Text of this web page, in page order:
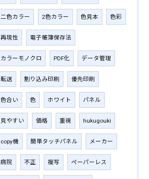
二色カラー 2色カラー 色見本 色彩
再現性 電子帳簿保存法
カラーモノクロ PDF化 データ管理
転送 割り込み印刷 優先印刷
色合い 色 ホワイト パネル
見やすい 価格 重視 hukugouki
copy機 簡単タッチパネル メーカー
病院 不正 複写 ペーパーレス